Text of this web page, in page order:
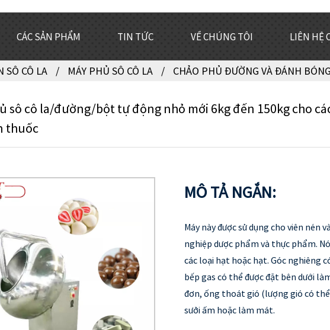
CÁC SẢN PHẨM TIN TỨC VỀ CHÚNG TÔI LIÊN HỆ
SÔ CÔ LA MÁY PHỦ SÔ CÔ LA CHẢO PHỦ ĐƯỜNG VÀ ĐÁNH
sô cô la/đường/bột tự động nhỏ mới 6kg đến 150kg cho
thuốc
MÔ TẢ NGẮN:
Máy này được sử dụng cho viên nén
nghiệp dược phẩm và thực phẩm.
các loại hạt hoặc hạt. Góc nghiêng
bếp gas có thể được đặt bên dưới
đơn, ống thoát gió (lượng gió có thể
sưởi ấm hoặc làm mát.